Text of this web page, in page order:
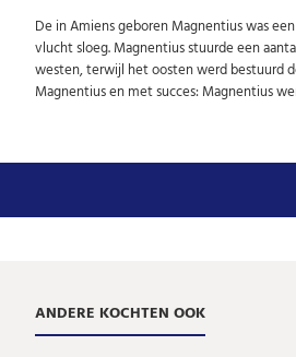
De in Amiens geboren Magnentius was
vlucht sloeg. Magnentius stuurde een
westen, terwijl het oosten werd bestuurd
Magnentius en met succes: Magnentius
ANDERE KOCHTEN OOK